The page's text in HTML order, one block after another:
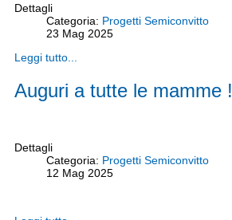
Dettagli
Categoria: Progetti Semiconvitto
23 Mag 2025
Leggi tutto...
Auguri a tutte le mamme !
Dettagli
Categoria: Progetti Semiconvitto
12 Mag 2025